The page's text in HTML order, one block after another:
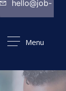
hello@job-
Menu